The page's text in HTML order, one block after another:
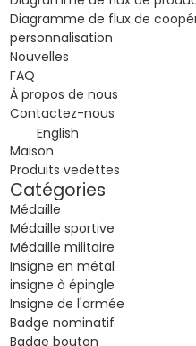
Diagramme de flux de
personnalisation
Nouvelles
FAQ
À propos de nous
Contactez-nous
English
Maison
Produits vedettes
Catégories
Médaille
Médaille sportive
Médaille militaire
Insigne en métal
insigne à épingle
Insigne de l'armée
Badge nominatif
Badge bouton